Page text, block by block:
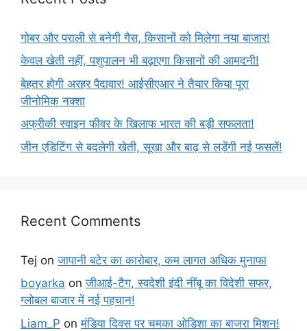
गोबर और पराली से बनेगी गैस, किसानों को मिलेगा नया बाजार!
केवल खेती नहीं, पशुपालन भी बढ़ाएगा किसानों की आमदनी!
बेहतर होगी अरहर पैदावार! आईसीएआर ने तैयार किया पूरा
जीनोमिक नक्शा
अफ्रीकी स्वाइन फीवर के खिलाफ भारत की बड़ी सफलता!
जीन एडिटिंग से बदलेगी खेती, सूखा और बाढ़ से लड़ेंगी नई फसलें!
Recent Comments
Tej onजापानी बटेर का कारोबार, कम लागत अधिक मुनाफा
boyarka onजीआई-टैग, स्वदेशी इंदी नींबू का विदेशी सफर,
ग्लोबल बाजार में नई पहचान!
Liam_P onमंडिया दिवस पर चमका ओडिशा का बाजरा मिशन!